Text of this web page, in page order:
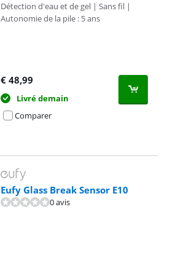
Détection d'eau et de gel | Sans fil |
Autonomie de la pile : 5 ans
€ 48,99
Livré demain
Comparer
Eufy Glass Break Sensor E10
0 avis